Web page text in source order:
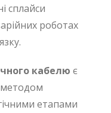
сплайси
роботах
кабелю є
етапами